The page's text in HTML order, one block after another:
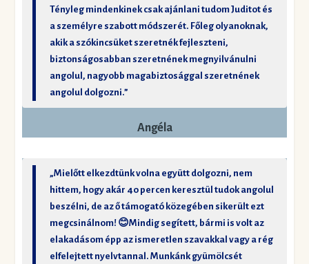
Tényleg mindenkinek csak ajánlani tudom Juditot és
a személyre szabott módszerét. Főleg olyanoknak,
akik a szókincsüket szeretnék fejleszteni,
biztonságosabban szeretnének megnyilvánulni
angolul, nagyobb magabiztosággal szeretnének
angolul dolgozni.”
Angéla
„Mielőtt elkezdtünk volna együtt dolgozni, nem
hittem, hogy akár 40 percen keresztül tudok angolul
beszélni, de az ő támogató közegében sikerült ezt
megcsinálnom! 😊Mindig segített, bármi is volt az
elakadásom épp az ismeretlen szavakkal vagy a rég
elfelejtett nyelvtannal. Munkánk gyümölcsét